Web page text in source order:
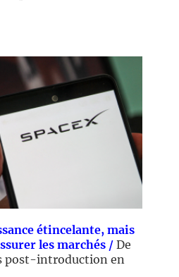
étincelante, mais
les marchés / De
post-introduction en